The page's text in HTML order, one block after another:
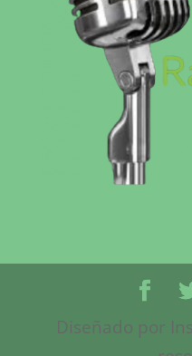
Diseñado por